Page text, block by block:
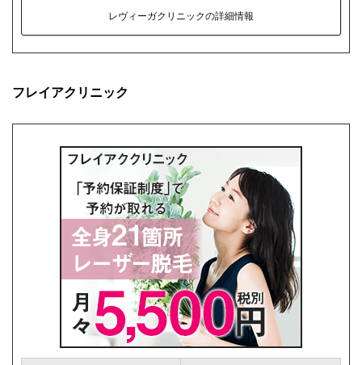
レヴィーガクリニックの詳細情報
フレイアクリニック